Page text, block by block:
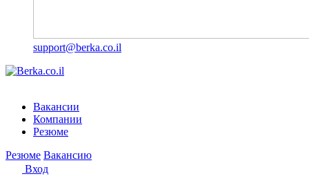
support@berka.co.il
Вакансии
Компании
Резюме
Резюме Вакансию
Вход